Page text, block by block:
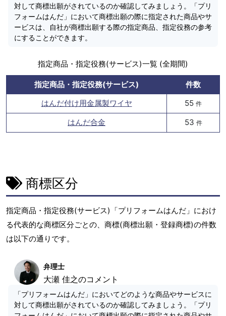
対して商標出願がされているのか確認してみましょう。「プリ
フォームはんだ」において商標出願の際に指定された商品やサ
ービスは、自社が商標出願する際の指定商品、指定役務の参考
にすることができます。
指定商品・指定役務(サービス)一覧 (全期間)
指定商品・指定役務(サービス)
件数
はんだ付け用金属製ワイヤ
55 件
はんだ合金 53 件
商標区分
指定商品・指定役務(サービス)「プリフォームはんだ」におけ
る代表的な商標区分ごとの、商標(商標出願・登録商標)の件数
は以下の通りです。
弁理士
大瀬 佳之のコメント
「プリフォームはんだ」においてどのような商品やサービスに
対して商標出願がされているのか確認してみましょう。「プリ